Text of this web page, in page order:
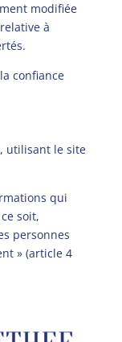
modifiée
à
confiance
utilisant le site
qui
soit,
personnes
» (article 4